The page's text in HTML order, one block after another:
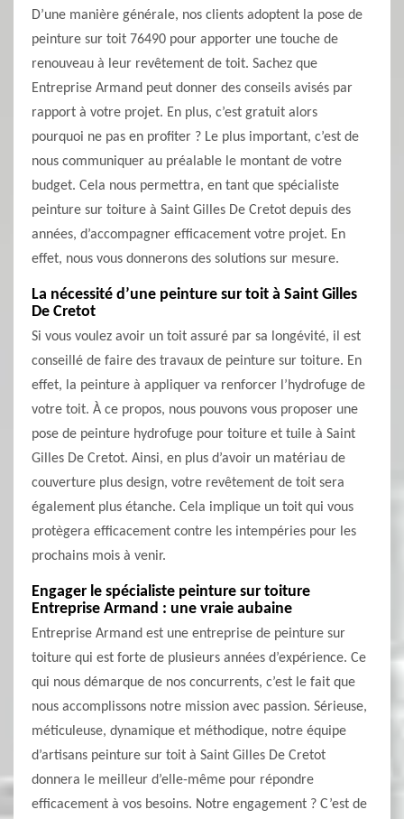
D’une manière générale, nos clients adoptent la pose de
peinture sur toit 76490 pour apporter une touche de
renouveau à leur revêtement de toit. Sachez que
Entreprise Armand peut donner des conseils avisés par
rapport à votre projet. En plus, c’est gratuit alors
pourquoi ne pas en profiter ? Le plus important, c’est de
nous communiquer au préalable le montant de votre
budget. Cela nous permettra, en tant que spécialiste
peinture sur toiture à Saint Gilles De Cretot depuis des
années, d’accompagner efficacement votre projet. En
effet, nous vous donnerons des solutions sur mesure.
La nécessité d’une peinture sur toit à Saint Gilles
De Cretot
Si vous voulez avoir un toit assuré par sa longévité, il est
conseillé de faire des travaux de peinture sur toiture. En
effet, la peinture à appliquer va renforcer l’hydrofuge de
votre toit. À ce propos, nous pouvons vous proposer une
pose de peinture hydrofuge pour toiture et tuile à Saint
Gilles De Cretot. Ainsi, en plus d’avoir un matériau de
couverture plus design, votre revêtement de toit sera
également plus étanche. Cela implique un toit qui vous
protègera efficacement contre les intempéries pour les
prochains mois à venir.
Engager le spécialiste peinture sur toiture
Entreprise Armand : une vraie aubaine
Entreprise Armand est une entreprise de peinture sur
toiture qui est forte de plusieurs années d’expérience. Ce
qui nous démarque de nos concurrents, c’est le fait que
nous accomplissons notre mission avec passion. Sérieuse,
méticuleuse, dynamique et méthodique, notre équipe
d’artisans peinture sur toit à Saint Gilles De Cretot
donnera le meilleur d’elle-même pour répondre
efficacement à vos besoins. Notre engagement ? C’est de